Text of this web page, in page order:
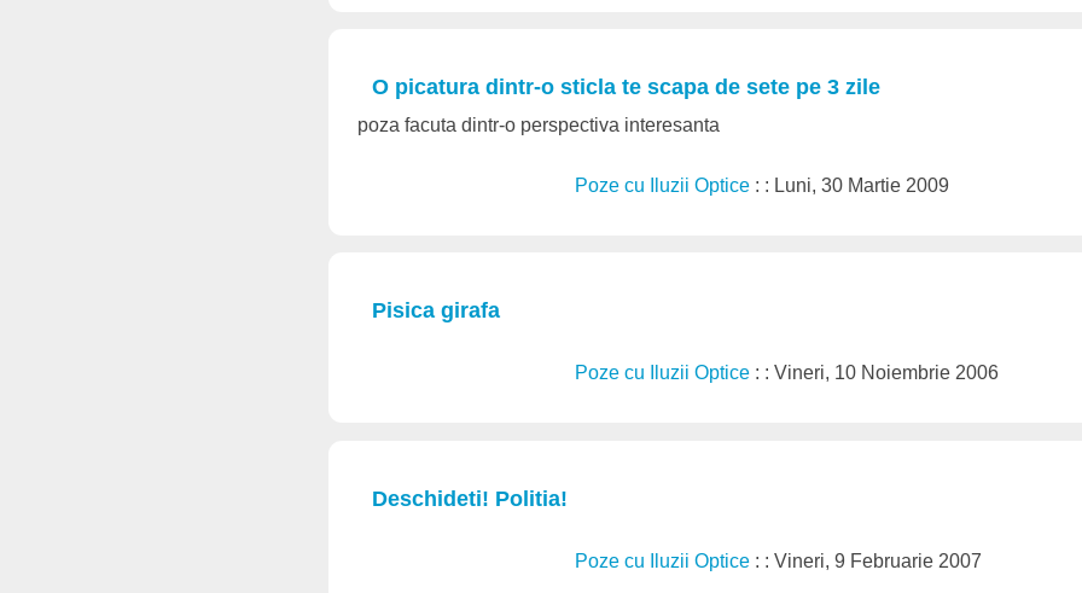
O picatura dintr-o sticla te scapa de sete pe 3 zile
poza facuta dintr-o perspectiva interesanta
Poze cu Iluzii Optice : : Luni, 30 Martie 2009
Pisica girafa
Poze cu Iluzii Optice : : Vineri, 10 Noiembrie 2006
Deschideti! Politia!
Poze cu Iluzii Optice : : Vineri, 9 Februarie 2007